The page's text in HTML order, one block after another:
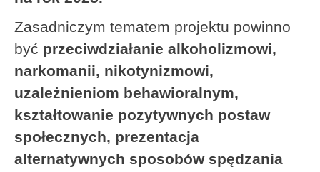
Zasadniczym tematem projektu powinno
być przeciwdziałanie alkoholizmowi,
narkomanii, nikotynizmowi,
uzależnieniom behawioralnym,
kształtowanie pozytywnych postaw
społecznych, prezentacja
alternatywnych sposobów spędzania